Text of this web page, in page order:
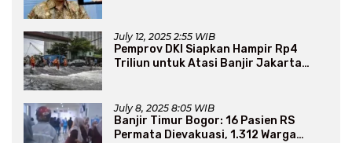
July 12, 2025 2:55 WIB
Pemprov DKI Siapkan Hampir Rp4
Triliun untuk Atasi Banjir Jakarta
July 8, 2025 8:05 WIB
Banjir Timur Bogor: 16 Pasien RS
Permata Dievakuasi, 1.312 Warga